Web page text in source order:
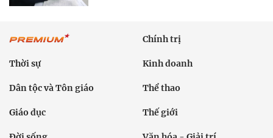
Chính trị
Thời sự Kinh doanh
Dân tộc và Tôn giáo Thể thao
Giáo dục Thế giới